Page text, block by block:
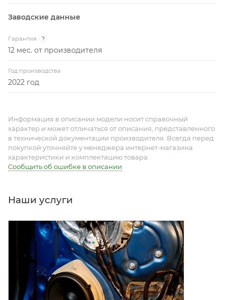
Заводские данные
Гарантия ?
12 мес. от производителя
Год производства
2022 год
Информация в описании модели носит справочный
характер и может отличаться от описания, представленного
в технической документации производителя. Всегда перед
покупкой уточняйте у менеджера интернет-магазина
характеристики и комплектацию товара.
Сообщить об ошибке в описании
Наши услуги